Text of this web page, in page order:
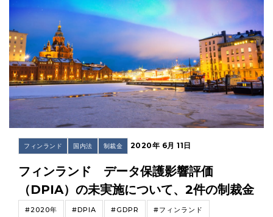
フィンランド 国内法 制裁金 2020年 6月 11日
フィンランド データ保護影響評価
（DPIA）の未実施について、2件の制裁金
#2020年 #DPIA #GDPR #フィンランド